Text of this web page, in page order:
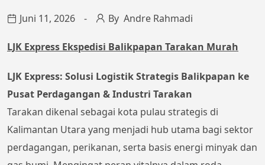
Juni 11, 2026 By Andre Rahmadi
LJK Express Ekspedisi Balikpapan Tarakan Murah
LJK Express: Solusi Logistik Strategis Balikpapan ke
Pusat Perdagangan & Industri Tarakan
Tarakan dikenal sebagai kota pulau strategis di
Kalimantan Utara yang menjadi hub utama bagi sektor
perdagangan, perikanan, serta basis energi minyak dan